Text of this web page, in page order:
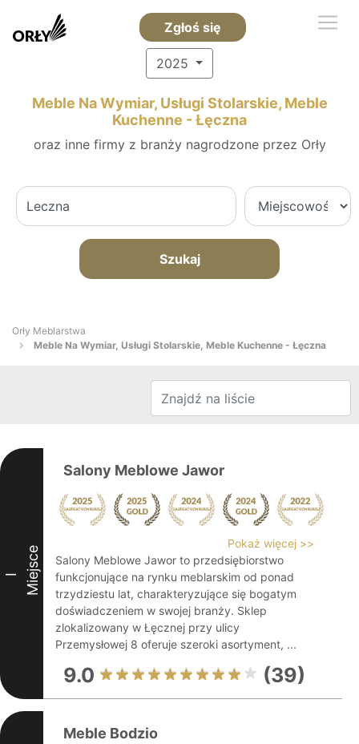
Zgłoś się
2025
Meble Na Wymiar, Usługi Stolarskie, Meble
Kuchenne - Łęczna
oraz inne firmy z branży nagrodzone przez Orły
Szukaj
Orły Meblarstwa
Meble Na Wymiar, Usługi Stolarskie, Meble Kuchenne - Łęczna
I Miejsce
Salony Meblowe Jawor
Pokaż więcej >>
Salony Meblowe Jawor to przedsiębiorstwo
funkcjonujące na rynku meblarskim od ponad
trzydziestu lat, charakteryzujące się bogatym
doświadczeniem w swojej branży. Sklep
zlokalizowany w Łęcznej przy ulicy
Przemysłowej 8 oferuje szeroki asortyment, ...
9.0 (39)
Meble Bodzio